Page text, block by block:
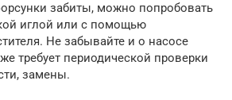
забиты, можно попробовать
иглой или с помощью
Не забывайте и о насосе
требует периодической проверки
замены.